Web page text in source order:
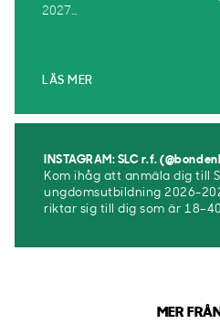
2027...
LÄS MER
INSTAGRAM: SLC r.f.
Kom ihåg att anmäla dig till
ungdomsutbildning 2026-
riktar sig till dig som är
MER